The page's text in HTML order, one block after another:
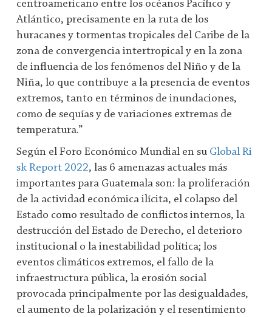
centroamericano entre los océanos Pacífico y
Atlántico, precisamente en la ruta de los
huracanes y tormentas tropicales del Caribe de la
zona de convergencia intertropical y en la zona
de influencia de los fenómenos del Niño y de la
Niña, lo que contribuye a la presencia de eventos
extremos, tanto en términos de inundaciones,
como de sequías y de variaciones extremas de
temperatura.”
Según el Foro Económico Mundial en su Global Ri
sk Report 2022, las 6 amenazas actuales más
importantes para Guatemala son: la proliferación
de la actividad económica ilícita, el colapso del
Estado como resultado de conflictos internos, la
destrucción del Estado de Derecho, el deterioro
institucional o la inestabilidad política; los
eventos climáticos extremos, el fallo de la
infraestructura pública, la erosión social
provocada principalmente por las desigualdades,
el aumento de la polarización y el resentimiento